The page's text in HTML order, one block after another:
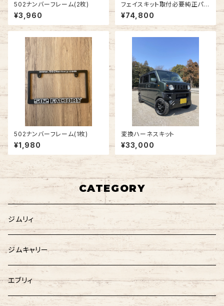
502ナンバーフレーム(2枚)
¥3,960
フェイスキット取付必要純正パー
ツ
¥74,800
502ナンバーフレーム(1枚)
¥1,980
変換ハーネスキット
¥33,000
CATEGORY
ジムリィ
ジムキャリー
エブリィ